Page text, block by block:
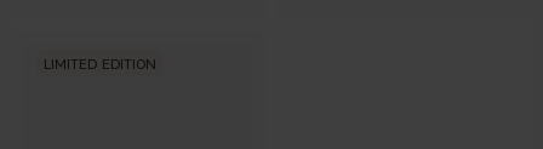
LIMITED EDITION